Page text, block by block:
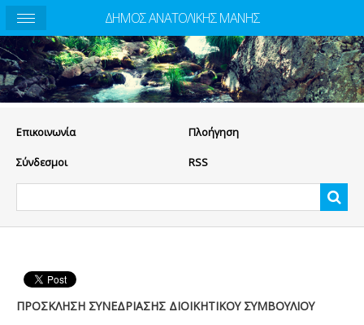
Eπικοινωνία Πλοήγηση
Σύνδεσμοι RSS
ΠΡΟΣΚΛΗΣΗ ΣΥΝΕΔΡΙΑΣΗΣ ΔΙΟΙΚΗΤΙΚΟΥ ΣΥΜΒΟΥΛΙΟΥ
ΔΗΜΟΣ ΑΝΑΤΟΛΙΚΗΣ ΜΑΝΗΣ